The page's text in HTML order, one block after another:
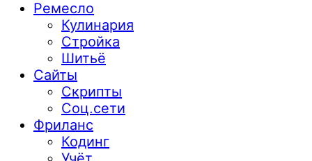
Ремесло
Кулинария
Стройка
Шитьё
Сайты
Скрипты
Соц.сети
Фриланс
Кодинг